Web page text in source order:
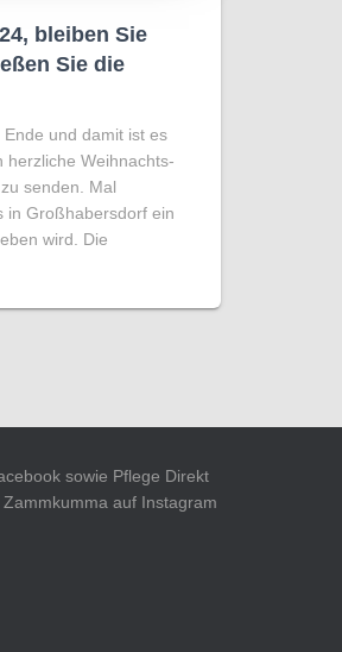
bleiben Sie
Sie die
und damit ist es
herzliche Weihnachts-
senden. Mal
in Großhabersdorf ein
wird. Die
sowie Pflege Direkt
auf Instagram